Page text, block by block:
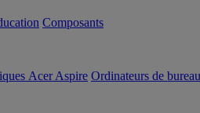
Composants
Acer Aspire Ordinateurs de